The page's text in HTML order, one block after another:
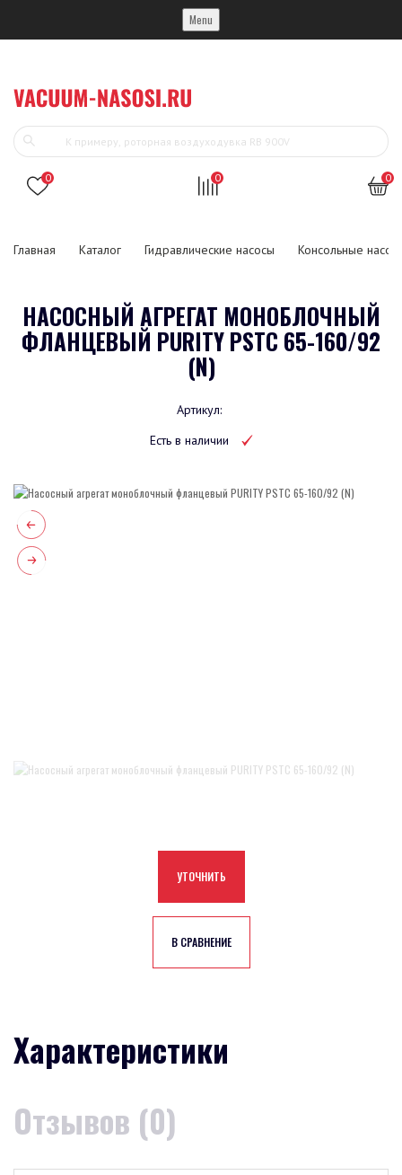
Menu
0 0 0
Главная Каталог Гидравлические насосы Консольные
НАСОСНЫЙ АГРЕГАТ МОНОБЛОЧНЫЙ
ФЛАНЦЕВЫЙ PURITY PSTC 65-160/92
(N)
Артикул:
Есть в наличии
УТОЧНИТЬ
В СРАВНЕНИЕ
Характеристики
Отзывов (0)